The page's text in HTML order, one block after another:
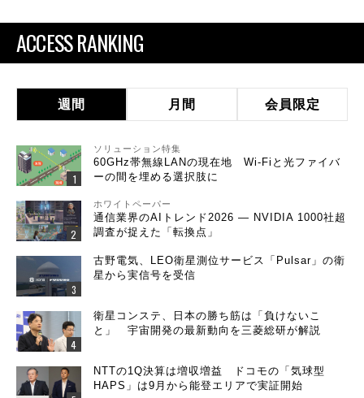
ACCESS RANKING
週間 月間 会員限定
ソリューション特集
60GHz帯無線LANの現在地 Wi-Fiと光ファイバ
ーの間を埋める選択肢に
ホワイトペーパー
通信業界のAIトレンド2026 ― NVIDIA 1000社超
調査が捉えた「転換点」
古野電気、LEO衛星測位サービス「Pulsar」の衛
星から実信号を受信
衛星コンステ、日本の勝ち筋は「負けないこ
と」 宇宙開発の最新動向を三菱総研が解説
NTTの1Q決算は増収増益 ドコモの「気球型
HAPS」は9月から能登エリアで実証開始